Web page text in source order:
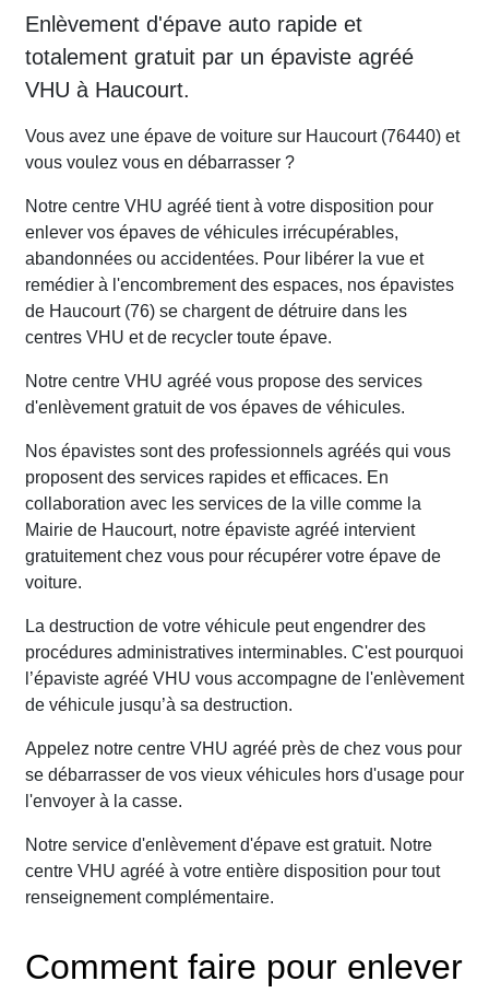
Enlèvement d'épave auto rapide et
totalement gratuit par un épaviste agréé
VHU à Haucourt.
Vous avez une épave de voiture sur Haucourt (76440) et
vous voulez vous en débarrasser ?
Notre centre VHU agréé tient à votre disposition pour
enlever vos épaves de véhicules irrécupérables,
abandonnées ou accidentées. Pour libérer la vue et
remédier à l'encombrement des espaces, nos épavistes
de Haucourt (76) se chargent de détruire dans les
centres VHU et de recycler toute épave.
Notre centre VHU agréé vous propose des services
d'enlèvement gratuit de vos épaves de véhicules.
Nos épavistes sont des professionnels agréés qui vous
proposent des services rapides et efficaces. En
collaboration avec les services de la ville comme la
Mairie de Haucourt, notre épaviste agréé intervient
gratuitement chez vous pour récupérer votre épave de
voiture.
La destruction de votre véhicule peut engendrer des
procédures administratives interminables. C'est pourquoi
l’épaviste agréé VHU vous accompagne de l'enlèvement
de véhicule jusqu’à sa destruction.
Appelez notre centre VHU agréé près de chez vous pour
se débarrasser de vos vieux véhicules hors d'usage pour
l'envoyer à la casse.
Notre service d'enlèvement d'épave est gratuit. Notre
centre VHU agréé à votre entière disposition pour tout
renseignement complémentaire.
Comment faire pour enlever